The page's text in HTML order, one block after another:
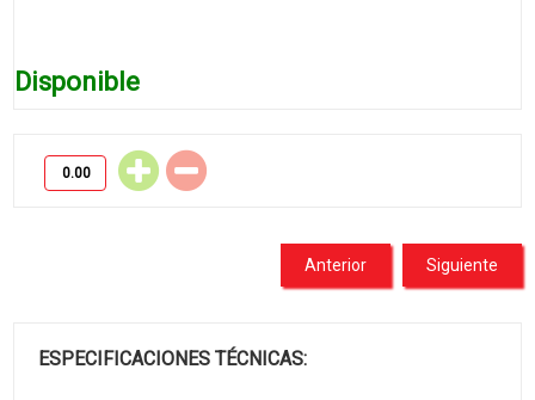
Disponible
Siguiente
Anterior
ESPECIFICACIONES TÉCNICAS: